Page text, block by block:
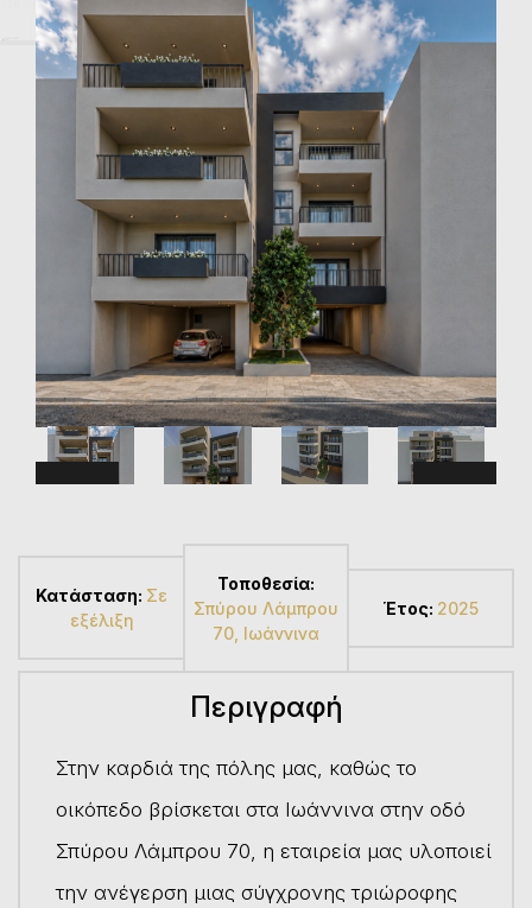
Κατάσταση: Σε
εξέλιξη
Τοποθεσία:
Σπύρου Λάμπρου
70, Ιωάννινα
Έτος: 2025
Περιγραφή
Στην καρδιά της πόλης μας, καθώς το
οικόπεδο βρίσκεται στα Ιωάννινα στην οδό
Σπύρου Λάμπρου 70, η εταιρεία μας υλοποιεί
την ανέγερση μιας σύγχρονης τριώροφης